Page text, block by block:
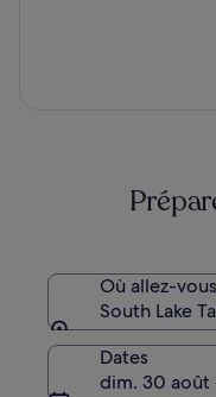
Où allez-
South Lake
Dates
dim. 30 août